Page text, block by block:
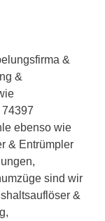
&
&
ebenso wie
& Entrümpler
sind wir
&